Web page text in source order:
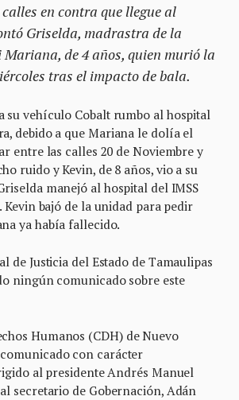
en contra que llegue al
Griselda, madrastra de la
Mariana, de 4 años, quien murió la
tras el impacto de bala.
su vehículo Cobalt rumbo al hospital
debido a que Mariana le dolía el
entre las calles 20 de Noviembre y
ruido y Kevin, de 8 años, vio a su
manejó al hospital del IMSS
bajó de la unidad para pedir
ya había fallecido.
de Justicia del Estado de Tamaulipas
ningún comunicado sobre este
Humanos (CDH) de Nuevo
con carácter
al presidente Andrés Manuel
secretario de Gobernación, Adán